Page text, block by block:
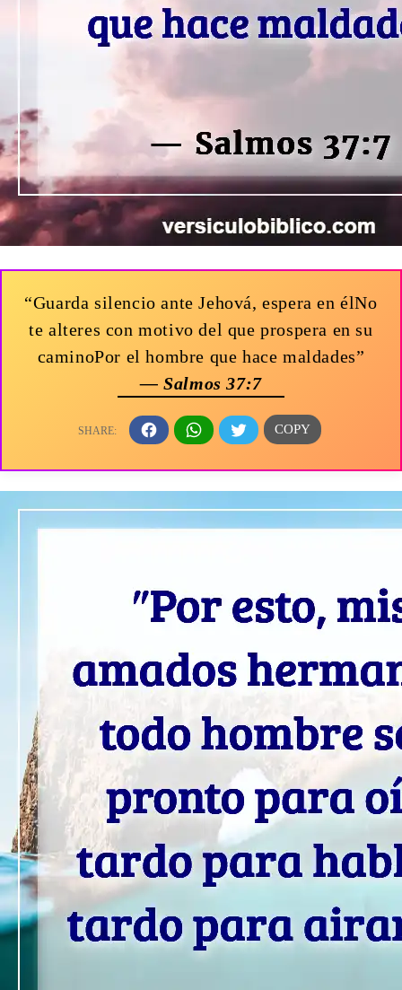
“Guarda silencio ante Jehová, espera en élNo
te alteres con motivo del que prospera en su
caminoPor el hombre que hace maldades”
— Salmos 37:7